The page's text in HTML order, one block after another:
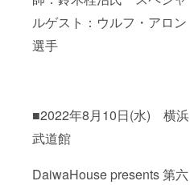
ルゲスト：ウルフ・アロン
選手
■2022年8月10日(水) 横浜
武道館
DaiwaHouse presents 第六